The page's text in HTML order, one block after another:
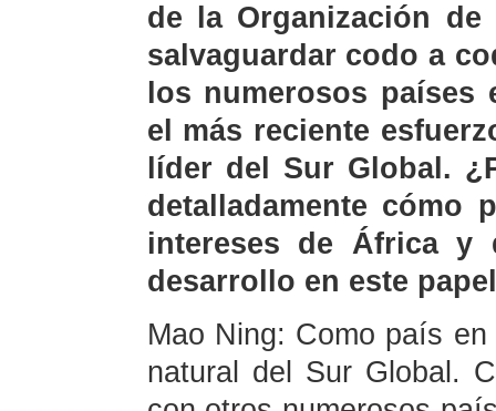
de la Organización de
salvaguardar codo a
los numerosos países
el más reciente
líder del Sur Global.
detalladamente cómo
intereses de África y
desarrollo en este
Mao Ning: Como país
natural del Sur Global.